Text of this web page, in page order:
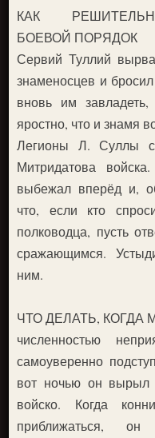
КАК
БОЕВОЙ ПОРЯДОК
Сервий Туллий
знаменосцев и
вновь им
яростно, что и знамя
Легионы Л. Суллы
Митридатова
выбежал вперёд и,
что, если кто
полководца, пусть
сражающимся.
ним.
ЧТО ДЕЛАТЬ, КОГДА
численностью
самоуверенно
вот ночью он
войско. Когда
приближаться, он